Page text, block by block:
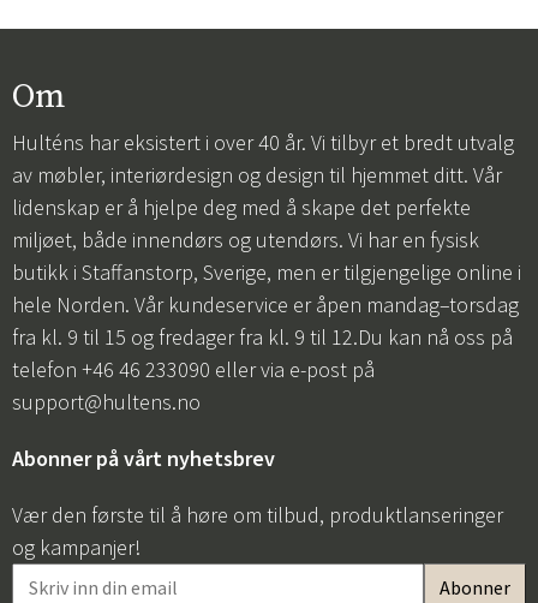
Om
Hulténs har eksistert i over 40 år. Vi tilbyr et bredt utvalg
av møbler, interiørdesign og design til hjemmet ditt. Vår
lidenskap er å hjelpe deg med å skape det perfekte
miljøet, både innendørs og utendørs. Vi har en fysisk
butikk i Staffanstorp, Sverige, men er tilgjengelige online i
hele Norden. Vår kundeservice er åpen mandag–torsdag
fra kl. 9 til 15 og fredager fra kl. 9 til 12.Du kan nå oss på
telefon +46 46 233090 eller via e-post på
support@hultens.no
Abonner på vårt nyhetsbrev
Vær den første til å høre om tilbud, produktlanseringer
og kampanjer!